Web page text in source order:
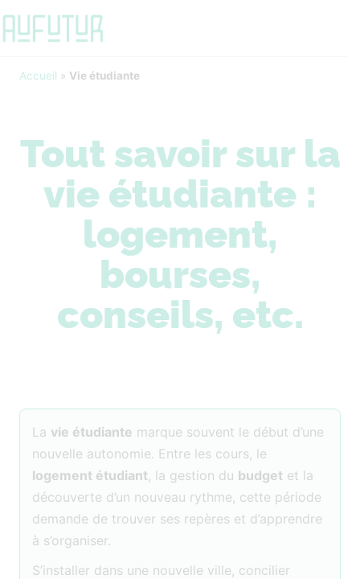
Accueil » Vie étudiante
Tout savoir sur la
vie étudiante :
logement,
bourses,
conseils, etc.
La vie étudiante marque souvent le début d’une
nouvelle autonomie. Entre les cours, le
logement étudiant, la gestion du budget et la
découverte d’un nouveau rythme, cette période
demande de trouver ses repères et d’apprendre
à s’organiser.
S’installer dans une nouvelle ville, concilier